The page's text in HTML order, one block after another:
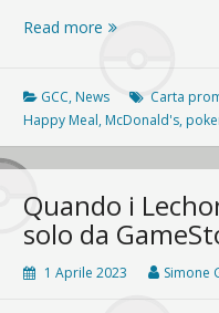
Read more McDonald’s
Pokémon:
a
breve
il
ritorno
sorprese
a
GCC, News Carta
Happy Meal, McDonald's,
Quando i
solo da
1 Aprile 2023 Simone